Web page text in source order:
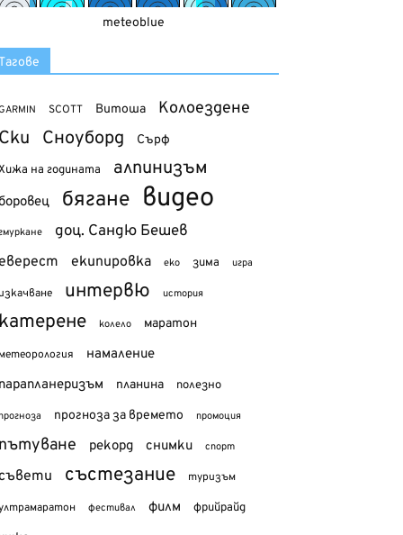
meteoblue
SCOTT Витоша Колоездене
Сноуборд Сърф
на годината алпинизъм
бягане видео
доц. Сандю Бешев
екипировка еко зима игра
интервю история
колело маратон
намаление
планина полезно
прогноза за времето промоция
рекорд снимки спорт
състезание туризъм
фестивал филм фрийрайд